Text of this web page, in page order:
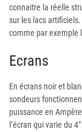
connaitre la réelle
sur les lacs
comme par exemple
Ecrans
En écrans noir et
sondeurs
puissance en
l’écran qui varie du